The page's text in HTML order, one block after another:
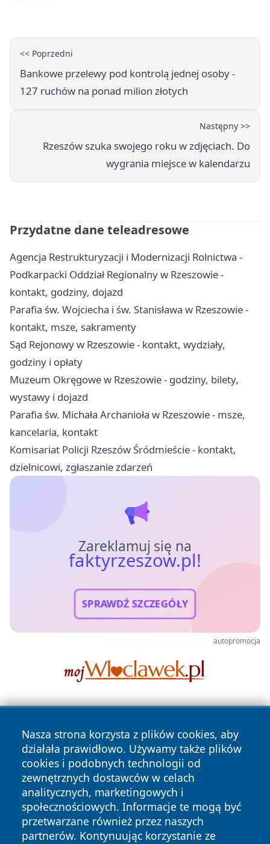
<< Poprzedni
Bankowe przelewy pod kontrolą jednej osoby -
127 ruchów na ponad milion złotych
Następny >>
Rzeszów szuka swojego roku w zdjęciach. Do
wygrania miejsce w kalendarzu
Przydatne dane teleadresowe
Agencja Restrukturyzacji i Modernizacji Rolnictwa -
Podkarpacki Oddział Regionalny w Rzeszowie -
kontakt, godziny, dojazd
Parafia św. Wojciecha i św. Stanisława w Rzeszowie -
kontakt, msze, sakramenty
Sąd Rejonowy w Rzeszowie - kontakt, wydziały,
godziny i opłaty
Muzeum Okręgowe w Rzeszowie - godziny, bilety,
wystawy i dojazd
Parafia św. Michała Archanioła w Rzeszowie - msze,
kancelaria, kontakt
Komisariat Policji Rzeszów Śródmieście - kontakt,
dzielnicowi, zgłaszanie zdarzeń
Zareklamuj się na
faktyrzeszow.pl!
SPRAWDŹ SZCZEGÓŁY
autopromocja
Nasza strona korzysta z plików cookies, aby
działała prawidłowo. Używamy także plików
cookies i podobnych technologii od
zewnętrznych dostawców w celach
analitycznych, marketingowych i
społecznościowych. Informacje te mogą być
przetwarzane również przez naszych
partnerów. Kontynuując korzystanie ze
Copyright © 2026 faktyrzeszow.pl Wszystkie prawa
zastrzeżone.
Polityka Polityka